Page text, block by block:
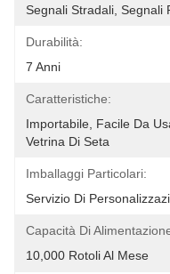
Segnali Stradali, Segnali
Durabilità:
7 Anni
Caratteristiche:
Importabile, Facile Da
Vetrina Di Seta
Imballaggi Particolari:
Servizio Di
Capacità Di
10,000 Rotoli Al Mese